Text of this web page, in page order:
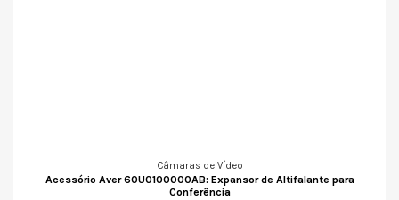
Câmaras de Vídeo
Acessório Aver 60U0100000AB: Expansor de Altifalante para
Conferência